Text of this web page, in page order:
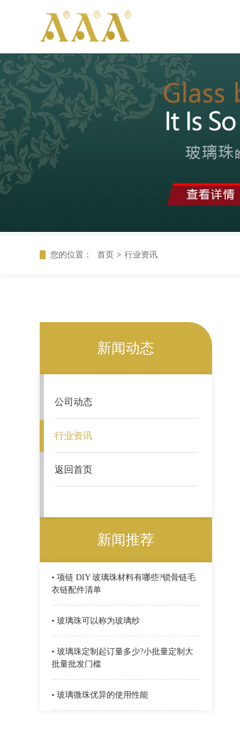
您的位置： 首页 > 行业资讯
新闻动态
公司动态
行业资讯
返回首页
新闻推荐
• 项链 DIY 玻璃珠材料有哪些?锁骨链毛
衣链配件清单
• 玻璃珠可以称为玻璃纱
• 玻璃珠定制起订量多少?小批量定制大
批量批发门槛
• 玻璃微珠优异的使用性能